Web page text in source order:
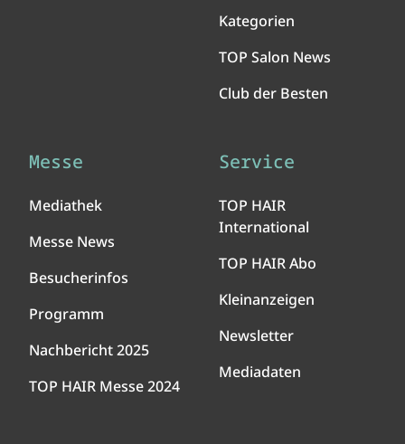
Kategorien
TOP Salon News
Club der Besten
Messe
Mediathek
Messe News
Besucherinfos
Programm
Nachbericht 2025
TOP HAIR Messe 2024
Service
TOP HAIR
International
TOP HAIR Abo
Kleinanzeigen
Newsletter
Mediadaten